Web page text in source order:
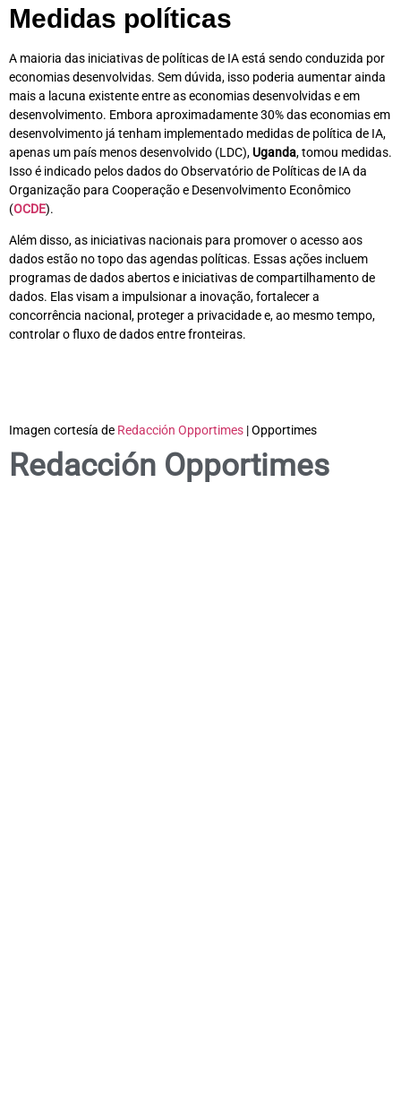
Medidas políticas
A maioria das iniciativas de políticas de IA está sendo conduzida por
economias desenvolvidas. Sem dúvida, isso poderia aumentar ainda
mais a lacuna existente entre as economias desenvolvidas e em
desenvolvimento. Embora aproximadamente 30% das economias em
desenvolvimento já tenham implementado medidas de política de IA,
apenas um país menos desenvolvido (LDC), Uganda, tomou medidas.
Isso é indicado pelos dados do Observatório de Políticas de IA da
Organização para Cooperação e Desenvolvimento Econômico
(OCDE).
Além disso, as iniciativas nacionais para promover o acesso aos
dados estão no topo das agendas políticas. Essas ações incluem
programas de dados abertos e iniciativas de compartilhamento de
dados. Elas visam a impulsionar a inovação, fortalecer a
concorrência nacional, proteger a privacidade e, ao mesmo tempo,
controlar o fluxo de dados entre fronteiras.
Imagen cortesía de Redacción Opportimes | Opportimes
Redacción Opportimes